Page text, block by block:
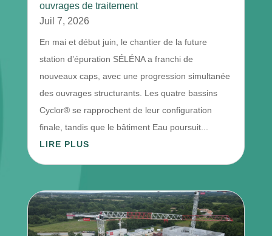
ouvrages de traitement
Juil 7, 2026
En mai et début juin, le chantier de la future
station d’épuration SÉLÉNA a franchi de
nouveaux caps, avec une progression simultanée
des ouvrages structurants. Les quatre bassins
Cyclor® se rapprochent de leur configuration
finale, tandis que le bâtiment Eau poursuit...
LIRE PLUS